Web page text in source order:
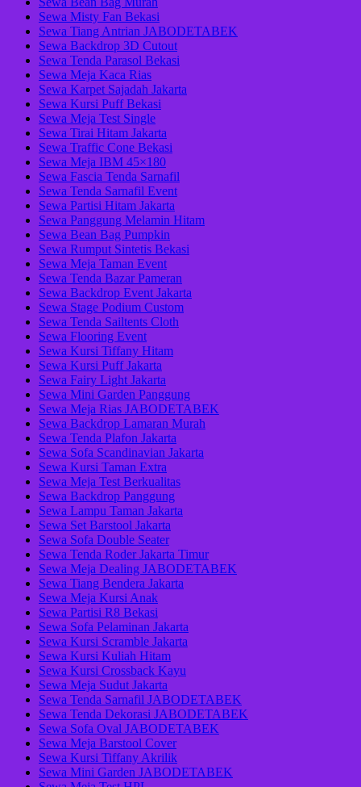
Sewa Misty Fan Bekasi
Sewa Tiang Antrian JABODETABEK
Sewa Backdrop 3D Cutout
Sewa Tenda Parasol Bekasi
Sewa Meja Kaca Rias
Sewa Karpet Sajadah Jakarta
Sewa Kursi Puff Bekasi
Sewa Meja Test Single
Sewa Tirai Hitam Jakarta
Sewa Traffic Cone Bekasi
Sewa Meja IBM 45×180
Sewa Fascia Tenda Sarnafil
Sewa Tenda Sarnafil Event
Sewa Partisi Hitam Jakarta
Sewa Panggung Melamin Hitam
Sewa Bean Bag Pumpkin
Sewa Rumput Sintetis Bekasi
Sewa Meja Taman Event
Sewa Tenda Bazar Pameran
Sewa Backdrop Event Jakarta
Sewa Stage Podium Custom
Sewa Tenda Sailtents Cloth
Sewa Flooring Event
Sewa Kursi Tiffany Hitam
Sewa Kursi Puff Jakarta
Sewa Fairy Light Jakarta
Sewa Mini Garden Panggung
Sewa Meja Rias JABODETABEK
Sewa Backdrop Lamaran Murah
Sewa Tenda Plafon Jakarta
Sewa Sofa Scandinavian Jakarta
Sewa Kursi Taman Extra
Sewa Meja Test Berkualitas
Sewa Backdrop Panggung
Sewa Lampu Taman Jakarta
Sewa Set Barstool Jakarta
Sewa Sofa Double Seater
Sewa Tenda Roder Jakarta Timur
Sewa Meja Dealing JABODETABEK
Sewa Tiang Bendera Jakarta
Sewa Meja Kursi Anak
Sewa Partisi R8 Bekasi
Sewa Sofa Pelaminan Jakarta
Sewa Kursi Scramble Jakarta
Sewa Kursi Kuliah Hitam
Sewa Kursi Crossback Kayu
Sewa Meja Sudut Jakarta
Sewa Tenda Sarnafil JABODETABEK
Sewa Tenda Dekorasi JABODETABEK
Sewa Sofa Oval JABODETABEK
Sewa Meja Barstool Cover
Sewa Kursi Tiffany Akrilik
Sewa Mini Garden JABODETABEK